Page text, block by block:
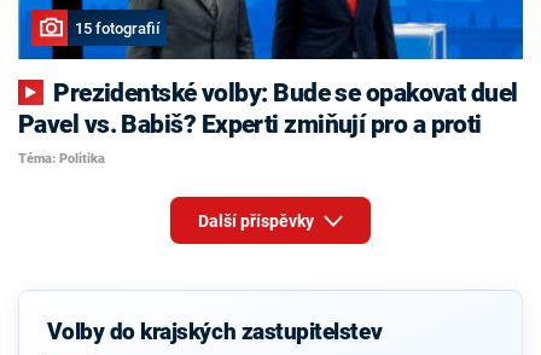
15 fotografií
Pavel vs. Babiš? Experti zmiňují pro a proti
Téma: Politika
Další příspěvky
Volby do krajských zastupitelstev